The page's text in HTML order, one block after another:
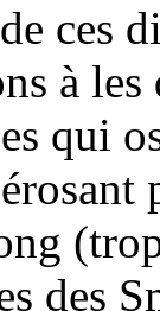
ces
à
qui
des